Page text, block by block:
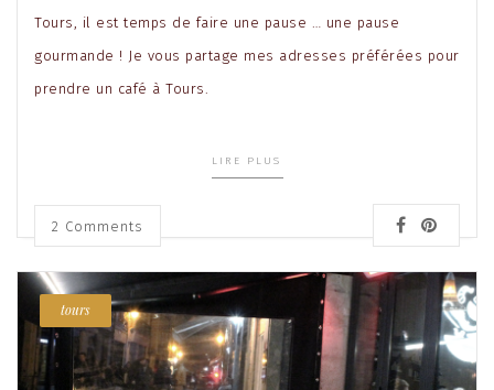
Tours, il est temps de faire une pause … une pause
gourmande ! Je vous partage mes adresses préférées pour
prendre un café à Tours.
LIRE PLUS
2 Comments
tours